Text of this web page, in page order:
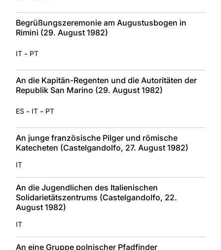
Begrüßungszeremonie am Augustusbogen in
Rimini (29. August 1982)
IT - PT
An die Kapitän-Regenten und die Autoritäten der
Republik San Marino (29. August 1982)
ES - IT - PT
An junge französische Pilger und römische
Katecheten (Castelgandolfo, 27. August 1982)
IT
An die Jugendlichen des Italienischen
Solidarietätszentrums (Castelgandolfo, 22.
August 1982)
IT
An eine Gruppe polnischer Pfadfinder